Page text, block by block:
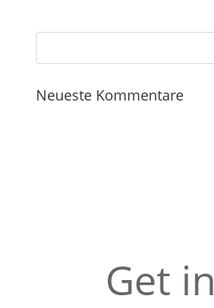
Neueste Kommentare
Get in